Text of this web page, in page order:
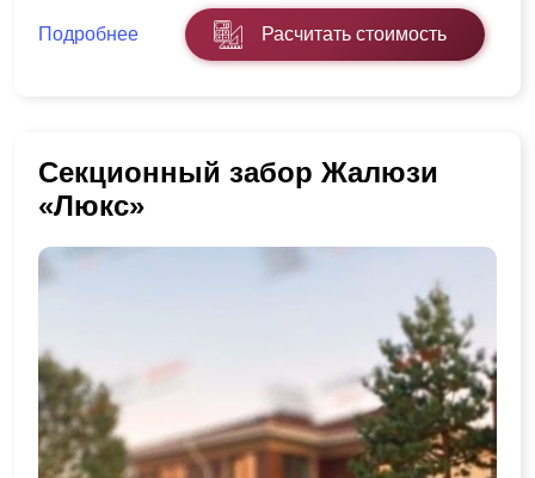
Подробнее Расчитать стоимость
Секционный забор Жалюзи
«Люкс»